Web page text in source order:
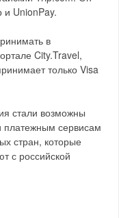
и UnionPay.
в
City.Travel,
только Visa
стали возможны
платежным сервисам
стран, которые
с российской